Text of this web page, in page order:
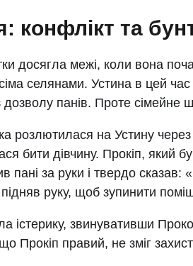
конфлікт та
досягла межі, коли вона
селянами. Устина в цей час
панів. Проте сімейне
розлютилася на Устину
бити дівчину. Прокіп, який
пані за руки і твердо сказав:
руку, щоб зупинити
істерику, звинувативши
що Прокіп правий, не зміг